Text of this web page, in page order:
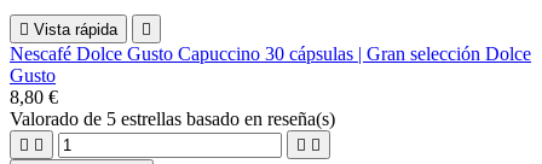
 Vista rápida 
Nescafé Dolce Gusto Capuccino 30 cápsulas | Gran selección Dolce
Gusto
8,80 €
Valorado de 5 estrellas basado en reseña(s)
   